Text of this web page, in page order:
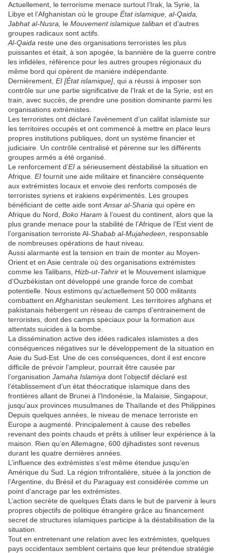
Actuellement, le terrorisme menace surtout l’Irak, la Syrie, la
Libye et l’Afghanistan où le groupe État islamique, al-Qaida,
Jabhat al-Nusra,
le Mouvement islamique taliban et d’autres
groupes radicaux sont actifs.
Al-Qaida reste une des organisations terroristes les plus
puissantes et était, à son apogée, la bannière de la guerre contre
les infidèles, référence pour les autres groupes régionaux du
même bord qui opèrent de manière indépendante.
Dernièrement, EI [État islamique] , qui a réussi à imposer son
contrôle sur une partie significative de l’Irak et de la Syrie, est en
train, avec succès, de prendre une position dominante parmi les
organisations extrémistes.
Les terroristes ont déclaré l’avènement d’un califat islamiste sur
les territoires occupés et ont commencé à mettre en place leurs
propres institutions publiques, dont un système financier et
judiciaire. Un contrôle centralisé et pérenne sur les différents
groupes armés a été organisé.
Le renforcement d’EI a sérieusement déstabilisé la situation en
Afrique . EI fournit une aide militaire et financière conséquente
aux extrémistes locaux et envoie des renforts composés de
terroristes syriens et irakiens expérimentés. Les groupes
bénéficiant de cette aide sont Ansar al-Sharia qui opère en
Afrique du Nord, Boko Haram à l’ouest du continent, alors que la
plus grande menace pour la stabilité de l’Afrique de l’Est vient de
l’organisation terroriste Al-Shabab al-Mujahedeen , responsable
de nombreuses opérations de haut niveau.
Aussi alarmante est la tension en train de monter au Moyen-
Orient et en Asie centrale où des organisations extrémistes
comme les Talibans, Hizb-ut-Tahrir et le Mouvement islamique
d’Ouzbékistan ont développé une grande force de combat
potentielle. Nous estimons qu’actuellement 50 000 militants
combattent en Afghanistan seulement. Les territoires afghans et
pakistanais hébergent un réseau de camps d’entrainement de
terroristes, dont des camps spéciaux pour la formation aux
attentats suicides à la bombe.
La dissémination active des idées radicales islamistes a des
conséquences négatives sur le développement de la situation en
Asie du Sud-Est. Une de ces conséquences, dont il est encore
difficile de prévoir l’ampleur, pourrait être causée par
l’organisation Jamaha Islamiya dont l’objectif déclaré est
l’établissement d’un état théocratique islamique dans des
frontières allant de Brunei à l’Indonésie, la Malaisie, Singapour,
jusqu’aux provinces musulmanes de Thaïlande et des Philippines
Depuis quelques années, le niveau de menace terroriste en
Europe a augmenté. Principalement à cause des rebelles
revenant des points chauds et prêts à utiliser leur expérience à la
maison. Rien qu’en Allemagne, 600 djihadistes sont revenus
durant les quatre dernières années.
L’influence des extrémistes s’est même étendue jusqu’en
Amérique du Sud. La région trifrontalière, située à la jonction de
l’Argentine, du Brésil et du Paraguay est considérée comme un
point d’ancrage par les extrémistes.
L’action secrète de quelques États dans le but de parvenir à leurs
propres objectifs de politique étrangère grâce au financement
secret de structures islamiques participe à la déstabilisation de la
situation.
Tout en entretenant une relation avec les extrémistes, quelques
pays occidentaux semblent certains que leur prétendue stratégie